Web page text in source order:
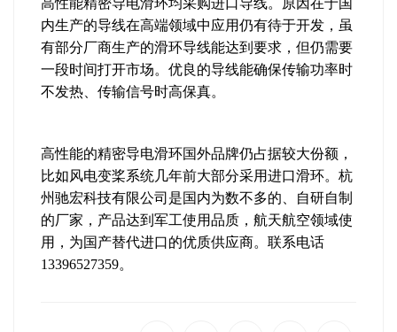
高性能精密导电滑环均采购进口导线。原因在于国
内生产的导线在高端领域中应用仍有待于开发，虽
有部分厂商生产的滑环导线能达到要求，但仍需要
一段时间打开市场。优良的导线能确保传输功率时
不发热、传输信号时高保真。
高性能的精密导电滑环国外品牌仍占据较大份额，
比如风电变桨系统几年前大部分采用进口滑环。杭
州驰宏科技有限公司是国内为数不多的、自研自制
的厂家，产品达到军工使用品质，航天航空领域使
用，为国产替代进口的优质供应商。联系电话
13396527359。